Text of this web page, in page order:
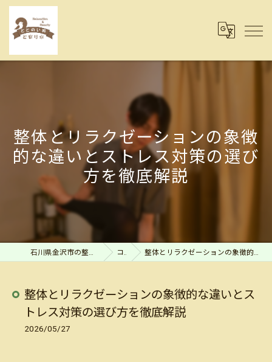
整体とリラクゼーションの象徴
的な違いとストレス対策の選び
方を徹底解説
石川県金沢市の整体ならととのい処とまり木 コラム 整体とリラクゼーションの象徴的な違いとストレス対策の選び方を徹底解説
整体とリラクゼーションの象徴的な違いとス
トレス対策の選び方を徹底解説
2026/05/27